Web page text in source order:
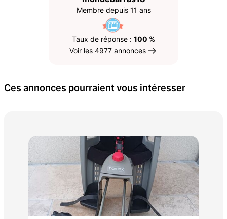
Membre depuis 11 ans
Taux de réponse : 100 %
Voir les 4977 annonces
Ces annonces pourraient vous intéresser